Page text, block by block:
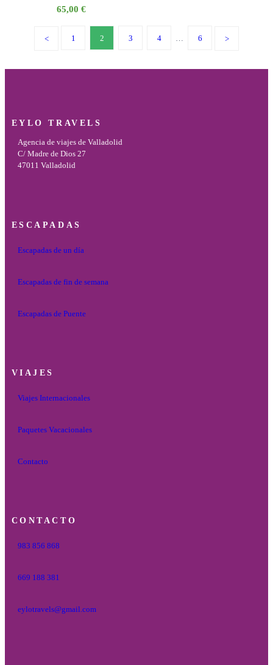
65,00 €
1 2 3 4 … 6
EYLO TRAVELS
Agencia de viajes de Valladolid
C/ Madre de Dios 27
47011 Valladolid
ESCAPADAS
Escapadas de un día
Escapadas de fin de semana
Escapadas de Puente
VIAJES
Viajes Internacionales
Paquetes Vacacionales
Contacto
CONTACTO
983 856 868
669 188 381
eylotravels@gmail.com